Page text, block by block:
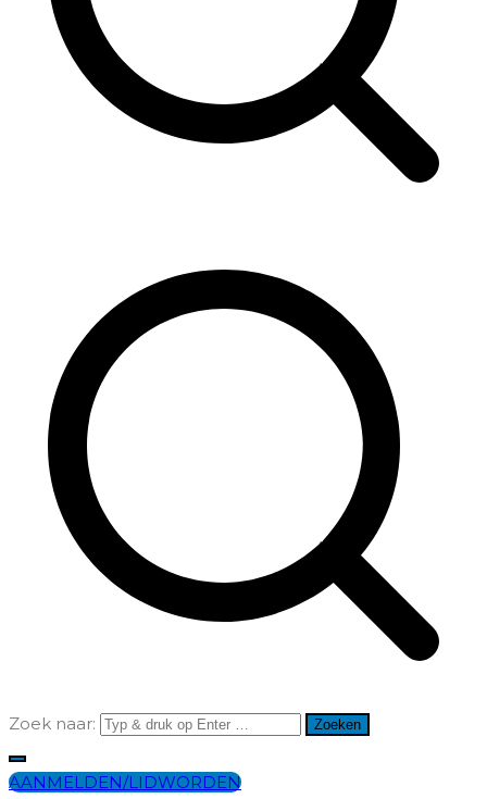
Zoek naar:
AANMELDEN/LIDWORDEN